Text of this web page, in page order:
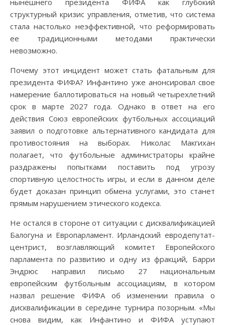
структурный кризис управления, отметив, что система
стала настолько неэффективной, что реформировать
ее традиционными методами практически
невозможно.
Почему этот инцидент может стать фатальным для
президента ФИФА? Инфантино уже анонсировал свое
намерение баллотироваться на новый четырехлетний
срок в марте 2027 года. Однако в ответ на его
действия Союз европейских футбольных ассоциаций
заявил о подготовке альтернативного кандидата для
противостояния на выборах. Николас Макгихан
полагает, что футбольные администраторы крайне
раздражены попытками поставить под угрозу
спортивную целостность игры, и если в данном деле
будет доказан принцип обмена услугами, это станет
прямым нарушением этического кодекса.
Не остался в стороне от ситуации с дисквалификацией
Балогуна и Европарламент. Ирландский евродепутат-
центрист, возглавляющий комитет Европейского
парламента по развитию и одну из фракций, Барри
Эндрюс направил письмо 27 национальным
европейским футбольным ассоциациям, в котором
назвал решение ФИФА об изменении правила о
дисквалификации в середине турнира позорным. «Мы
снова видим, как Инфантино и ФИФА уступают